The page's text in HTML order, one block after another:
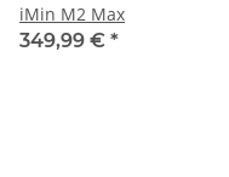
iMin M2 Max
349,99 € *